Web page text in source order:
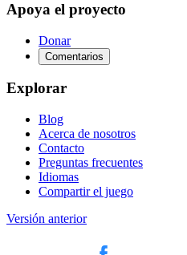
Apoya el proyecto
Donar
Comentarios
Explorar
Blog
Acerca de nosotros
Contacto
Preguntas frecuentes
Idiomas
Compartir el juego
Versión anterior